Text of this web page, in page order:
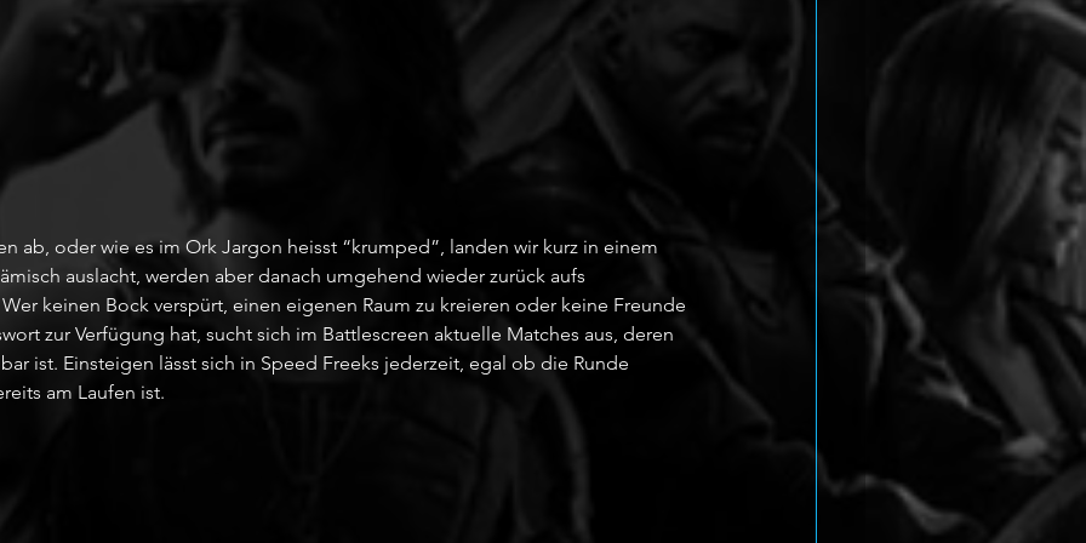
ab, oder wie es im Ork Jargon heisst “krumped”, landen wir kurz in einem
auslacht, werden aber danach umgehend wieder zurück aufs
keinen Bock verspürt, einen eigenen Raum zu kreieren oder keine Freunde
zur Verfügung hat, sucht sich im Battlescreen aktuelle Matches aus, deren
ist. Einsteigen lässt sich in Speed Freeks jederzeit, egal ob die Runde
am Laufen ist.